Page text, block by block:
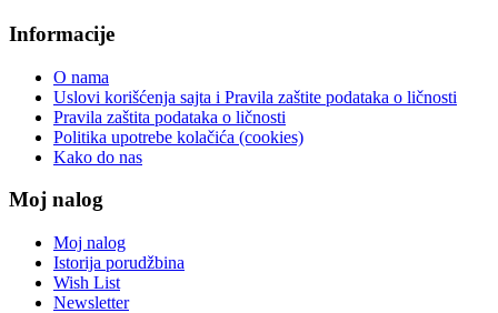
Informacije
O nama
Uslovi korišćenja sajta i Pravila zaštite podataka o ličnosti
Pravila zaštita podataka o ličnosti
Politika upotrebe kolačića (cookies)
Kako do nas
Moj nalog
Moj nalog
Istorija porudžbina
Wish List
Newsletter